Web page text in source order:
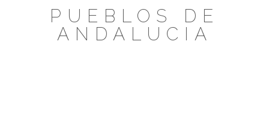
PUEBLOS DE
ANDALUCIA